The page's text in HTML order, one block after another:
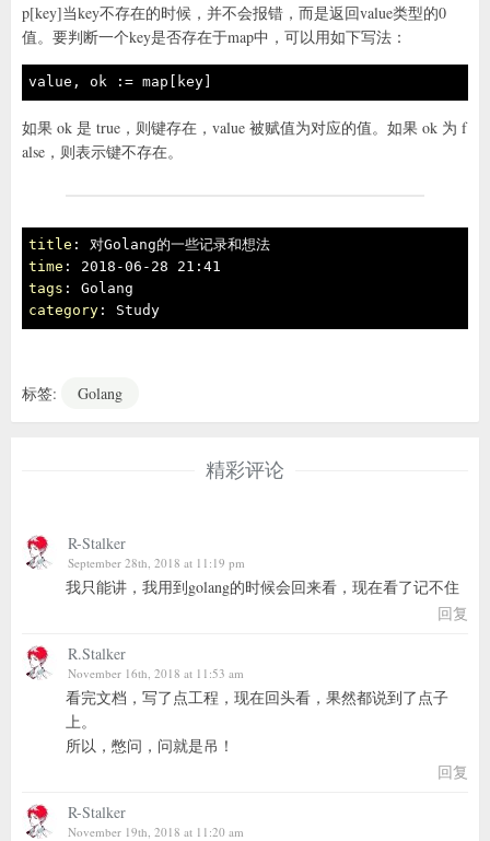
p[key]当key不存在的时候，并不会报错，而是返回value类型的0
值。要判断一个key是否存在于map中，可以用如下写法：
value, ok := map [key]
如果 ok 是 true，则键存在，value 被赋值为对应的值。如果 ok 为 f
alse，则表示键不存在。
title
time
tags
category : Study
标签: Golang
精彩评论
R-Stalker
September 28th, 2018 at 11:19 pm
我只能讲，我用到golang的时候会回来看，现在看了记不住
回复
R.Stalker
November 16th, 2018 at 11:53 am
看完文档，写了点工程，现在回头看，果然都说到了点子
上。
所以，憋问，问就是吊！
回复
R-Stalker
November 19th, 2018 at 11:20 am